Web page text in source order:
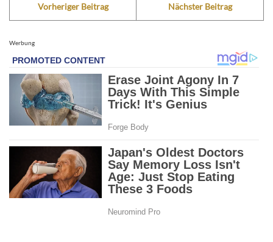
Vorheriger Beitrag Nächster Beitrag
Werbung